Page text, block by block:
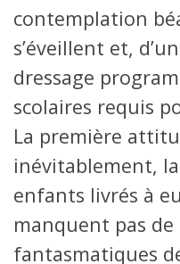
contemplation
s’éveillent et,
dressage
scolaires requis
La première
inévitablement,
enfants livrés à
manquent pas
fantasmatiques